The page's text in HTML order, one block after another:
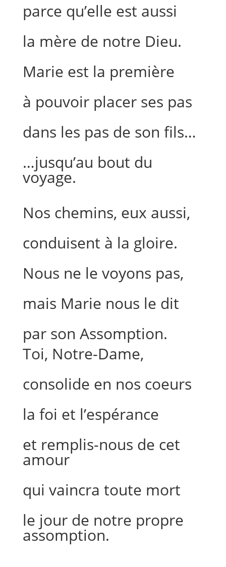
parce qu’elle est aussi
la mère de notre Dieu.
Marie est la première
à pouvoir placer ses pas
dans les pas de son fils…
…jusqu’au bout du
voyage.
Nos chemins, eux aussi,
conduisent à la gloire.
Nous ne le voyons pas,
mais Marie nous le dit
par son Assomption.
Toi, Notre-Dame,
consolide en nos coeurs
la foi et l’espérance
et remplis-nous de cet
amour
qui vaincra toute mort
le jour de notre propre
assomption.